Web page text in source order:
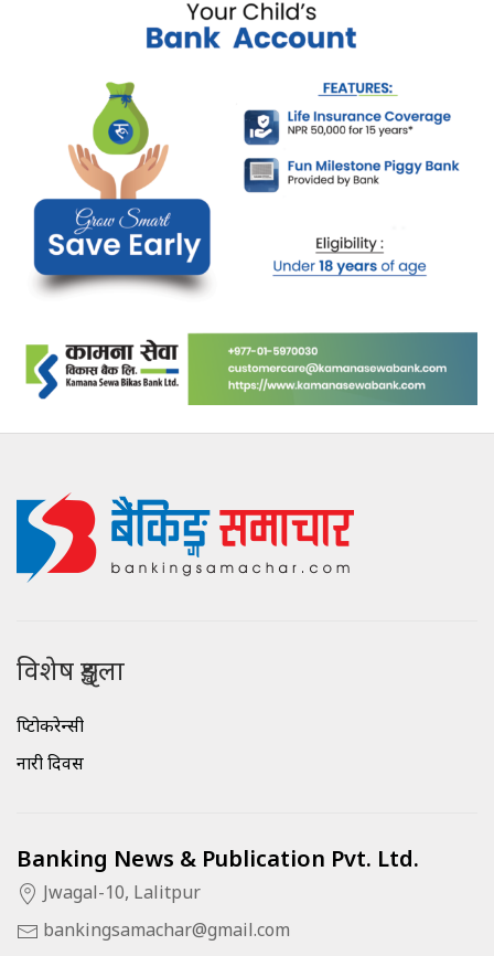
विशेष शृङ्खला
क्रिप्टोकरेन्सी
नारी दिवस
Banking News & Publication Pvt. Ltd.
Jwagal-10, Lalitpur
bankingsamachar@gmail.com